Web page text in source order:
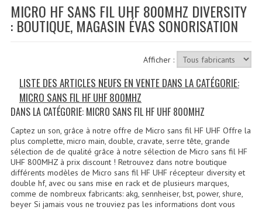
Location De Matériel
Le Matériel D´occasion
Recevoir Nos Promotions
Faire Votre Devis
CATÉGORIES
Sonorisation
Accessoires Pieds Cellules Diamants
Accessoires Enceintes
MICRO HF SANS FIL UHF 800MHZ DIVERSITY
: BOUTIQUE, MAGASIN ÉVAS SONORISATION
Afficher :
LISTE DES ARTICLES NEUFS EN VENTE DANS LA CATÉGORIE:
MICRO SANS FIL HF UHF 800MHZ
DANS LA CATÉGORIE: MICRO SANS FIL HF UHF 800MHZ
Captez un son, grâce à notre offre de Micro sans fil HF UHF Offre la
plus complette, micro main, double, cravate, serre tête, grande
sélection de de qualité grâce à notre sélection de Micro sans fil HF
UHF 800MHZ à prix discount ! Retrouvez dans notre boutique
différents modèles de Micro sans fil HF UHF récepteur diversity et
double hf, avec ou sans mise en rack et de plusieurs marques,
comme de nombreux fabricants: akg, sennheiser, bst, power, shure,
beyer Si jamais vous ne trouviez pas les informations dont vous